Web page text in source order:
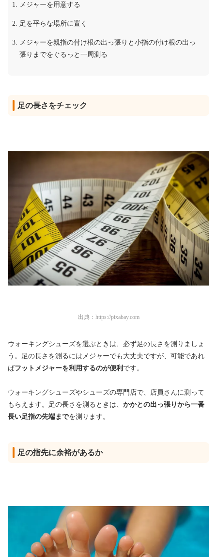
メジャーを用意する
足を平らな場所に置く
メジャーを親指の付け根の出っ張りと小指の付け根の出っ
張りまでをぐるっと一周測る
足の長さをチェック
出典： https://pixabay.com
ウォーキングシューズを選ぶときは、必ず足の長さを測りましょ
う。足の長さを測るにはメジャーでも大丈夫ですが、可能であれ
ばフットメジャーを利用するのが便利 です。
ウォーキングシューズやシューズの専門店で、店員さんに測って
もらえます。足の長さを測るときは、 かかとの出っ張りから一番
長い足指の先端までを測ります。
足の指先に余裕があるか